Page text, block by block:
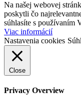
Na našej webovej
poskytli čo
súhlasíte s používaním
Viac informácií
Nastavenia cookies
Close
Privacy Overview